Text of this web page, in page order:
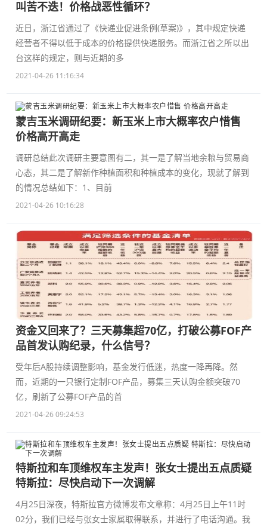
叫苦不迭！价格战恶性循环？
近日，浙江省通过了《快递业促进条例(草案)》，其中规定快递
经营者不得以低于成本的价格提供快递服务。而浙江省之所以出
台这样的规定，则与近期的多
2021-04-26 11:16:34
蒙吉玉米调研纪要：新玉米上市大概率农户惜售
价格高开高走
调研总结此次调研主要意图有二，其一是了解当地余粮与贸易商
心态，其二是了解新作种植面积和种植成本的变化，现就了解到
的情况总结如下：1、目前
2021-04-26 10:16:28
资金又回来了？三天募集超70亿，打破公募FOF产
品首发认购纪录，什么信号？
受年后A股持续调整影响，基金发行低迷，热度一降再降。然
而，近期的一只银行定制FOF产品，募集三天认购金额突破70
亿，刷新了公募FOF产品的首
2021-04-26 09:24:53
特斯拉和车顶维权车主发声！张女士提出五点质疑
特斯拉：尽快启动下一次调解
4月25日深夜，特斯拉官方微博发布文章称：4月25日上午11时
02分，我们已经与张女士家属取得联系，并进行了电话沟通。我